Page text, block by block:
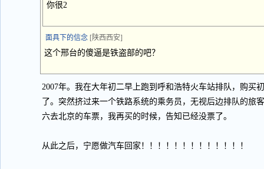
你很2
面具下的信念 [陕西西安]
这个邢台的傻逼是铁盗部的吧？
2007年。我在大年初二早上跑到呼和浩特火车站排队，购买
了。突然挤过来一个铁路系统的乘务员，无视后边排队的旅
六去北京的车票，我再买的时候，告知已经没票了。
从此之后，宁愿做汽车回家！！！！！！！！！！！！！